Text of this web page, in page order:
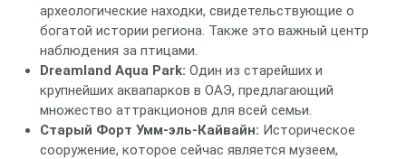
археологические находки, свидетельствующие о
богатой истории региона. Также это важный центр
наблюдения за птицами.
Dreamland Aqua Park: Один из старейших и
крупнейших аквапарков в ОАЭ, предлагающий
множество аттракционов для всей семьи.
Старый Форт Умм-эль-Кайвайн: Историческое
сооружение, которое сейчас является музеем,